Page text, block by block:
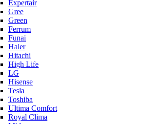
Expertair
Gree
Green
Ferrum
Funai
Haier
Hitachi
High Life
LG
Hisense
Tesla
Toshiba
Ultima Comfort
Royal Clima